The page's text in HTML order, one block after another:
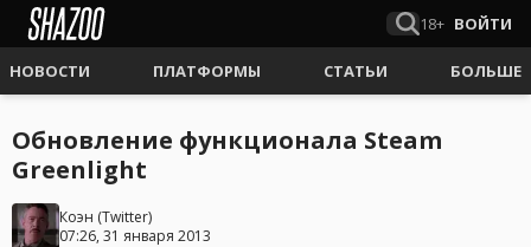
18+ ВОЙТИ
НОВОСТИ ПЛАТФОРМЫ СТАТЬИ БОЛЬШЕ
Обновление функционала Steam
Greenlight
Коэн (Twitter)
07:26, 31 января 2013